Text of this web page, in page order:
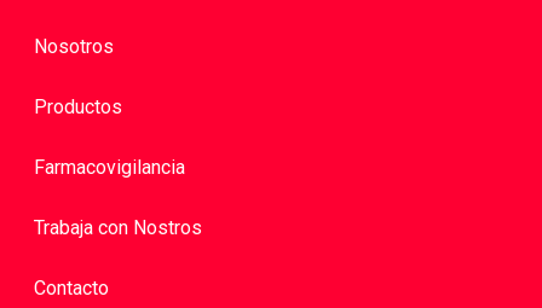
Nosotros
Productos
Farmacovigilancia
Trabaja con Nostros
Contacto